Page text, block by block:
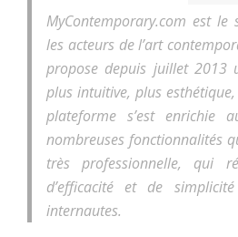
MyContemporary.com est
les acteurs de l’art
propose depuis juillet 2013
plus intuitive, plus
plateforme s’est enrichie
nombreuses fonctionnalités
très professionnelle, qui
d’efficacité et de
internautes.